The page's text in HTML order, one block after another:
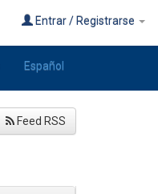
Entrar / Registrarse
Español
Feed RSS